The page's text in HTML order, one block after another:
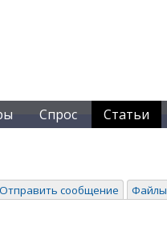
Спрос Статьи
Отправить сообщение Файлы